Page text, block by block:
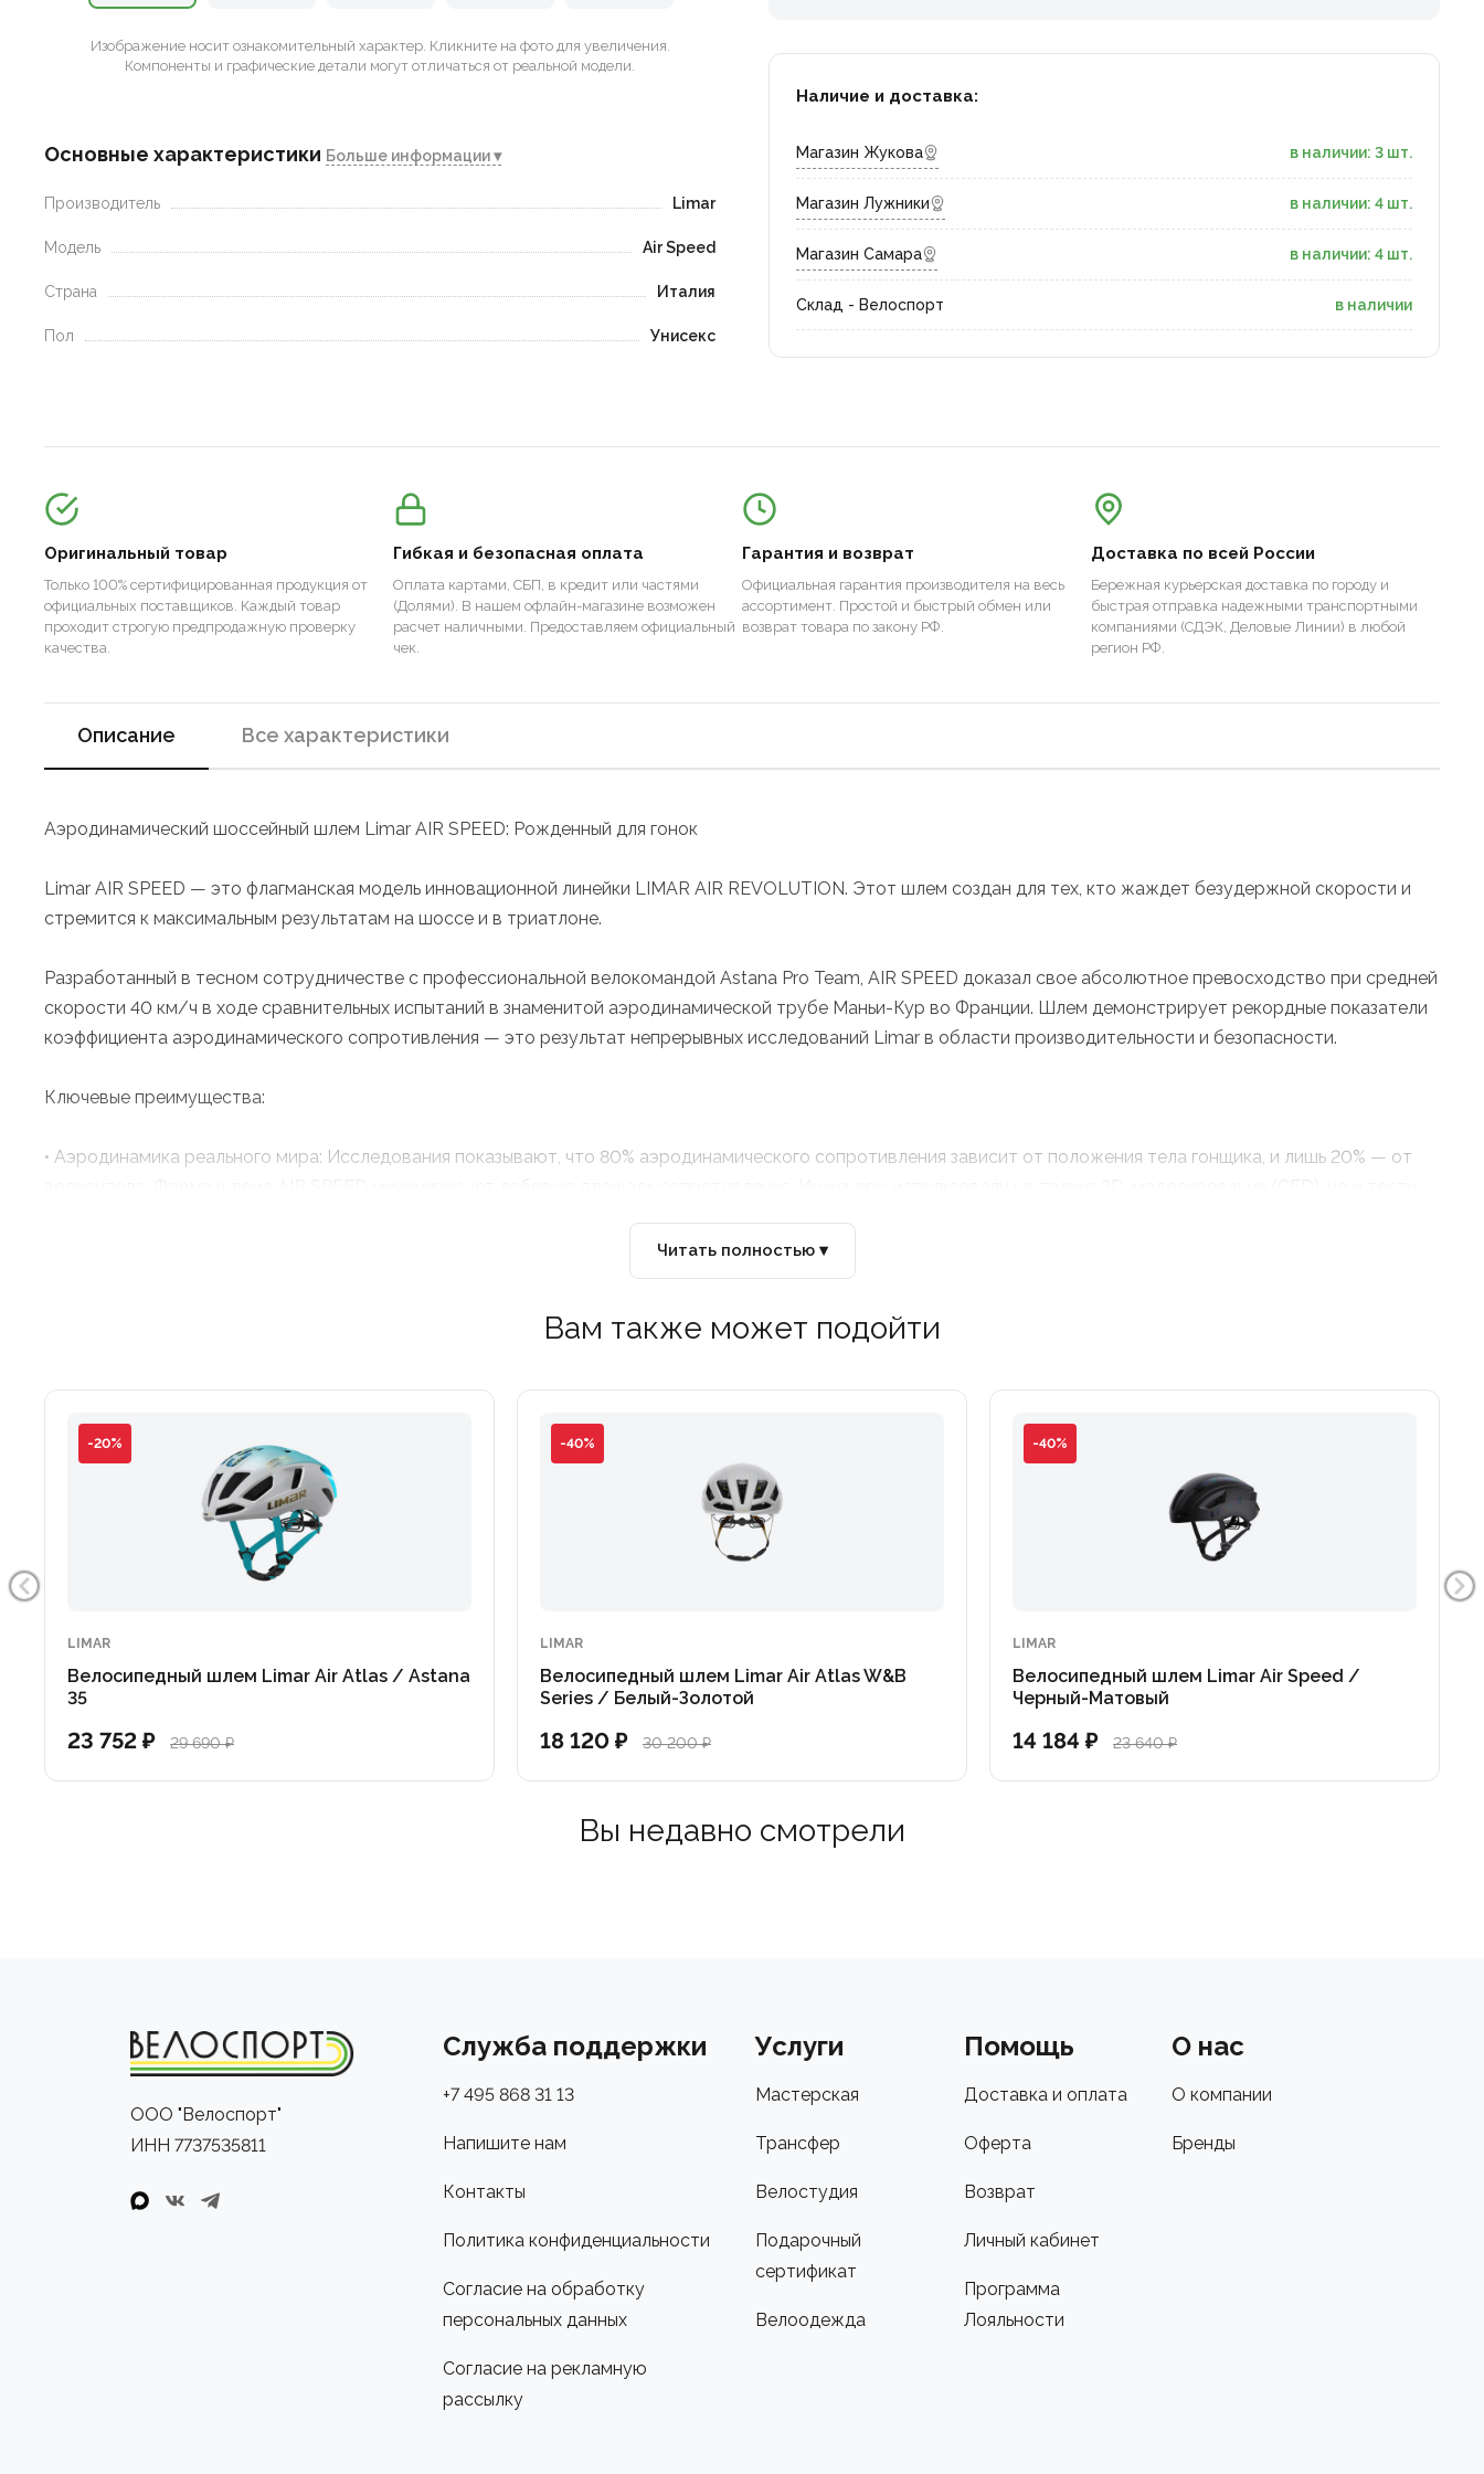
Изображение носит ознакомительный характер. Кликните на фото для увеличения.
Компоненты и графические детали могут отличаться от реальной модели.
Основные характеристики Больше информации ▾
Производитель Limar
Модель Air Speed
Страна Италия
Пол Унисекс
Наличие и доставка:
Магазин Жукова в наличии: 3 шт.
Магазин Лужники в наличии: 4 шт.
Магазин Самара в наличии: 4 шт.
Склад - Велоспорт в наличии
Оригинальный товар
Только 100% сертифицированная продукция от
официальных поставщиков. Каждый товар
проходит строгую предпродажную проверку
качества.
Гибкая и безопасная оплата
Оплата картами, СБП, в кредит или частями
(Долями). В нашем офлайн-магазине возможен
расчет наличными. Предоставляем официальный
чек.
Гарантия и возврат
Официальная гарантия производителя на весь
ассортимент. Простой и быстрый обмен или
возврат товара по закону РФ.
Доставка по всей России
Бережная курьерская доставка по городу и
быстрая отправка надежными транспортными
компаниями (СДЭК, Деловые Линии) в любой
регион РФ.
Описание Все характеристики
Аэродинамический шоссейный шлем Limar AIR SPEED: Рожденный для гонок
Limar AIR SPEED — это флагманская модель инновационной линейки LIMAR AIR REVOLUTION. Этот шлем создан для тех, кто жаждет безудержной скорости и
стремится к максимальным результатам на шоссе и в триатлоне.
Разработанный в тесном сотрудничестве с профессиональной велокомандой Astana Pro Team, AIR SPEED доказал свое абсолютное превосходство при средней
скорости 40 км/ч в ходе сравнительных испытаний в знаменитой аэродинамической трубе Маньи-Кур во Франции. Шлем демонстрирует рекордные показатели
коэффициента аэродинамического сопротивления — это результат непрерывных исследований Limar в области производительности и безопасности.
Ключевые преимущества:
• Аэродинамика реального мира: Исследования показывают, что 80% аэродинамического сопротивления зависит от положения тела гонщика, и лишь 20% — от
• Экстремальная вентиляция: Аэродинамика не должна идти в ущерб комфорту. 12 вентиляционных отверстий и 3 продольных внутренних канала работают как
отлично подходит даже для повседневных поездок. Система регулировки AirFit-System позволяет точно настроить посадку как по обхвату, так и по высоте.
• Премиальные детали: Шлем укомплектован ультрасовременной магнитной застежкой Fidlock, которую легко расстегнуть одной рукой даже на ходу. Мягкие
гипоаллергенные подкладки легко снимаются для стирки.
Технические характеристики:
• Конструкция: Monoshell in-mould (литая поликарбонатная оболочка с EPS)
• Система регулировки: AirFit-System (настройка по высоте и обхвату)
• Застежка: Магнитная пряжка Fidlock
• Подкладка: Гипоаллергенная, съемная, моющаяся
• Размеры (обхват головы): S (52-56 см), M (54-58 см), L (57-61 см)
• Вес: S — 235 г, M — 250 г, L — 270 г
Limar AIR SPEED — это идеальная комбинация преимущества в аэродинамической трубе и превосходной динамики на реальной дороге!
Читать полностью ▾
Вам также может подойти
-20%
LIMAR
Велосипедный шлем Limar Air Atlas / Astana
35
23 752 ₽ 29 690 ₽
-40%
LIMAR
Велосипедный шлем Limar Air Atlas W&B
Series / Белый-Золотой
18 120 ₽ 30 200 ₽
-40%
LIMAR
Велосипедный шлем Limar Air Speed /
Черный-Матовый
14 184 ₽ 23 640 ₽
Вы недавно смотрели
ООО "Велоспорт"
ИНН 7737535811
Служба поддержки
+7 495 868 31 13
Напишите нам
Контакты
Политика конфиденциальности
Согласие на обработку
персональных данных
Согласие на рекламную
рассылку
Услуги
Мастерская
Трансфер
Велостудия
Подарочный
сертификат
Велоодежда
Помощь
Доставка и оплата
Оферта
Возврат
Личный кабинет
Программа
Лояльности
О нас
О компании
Бренды